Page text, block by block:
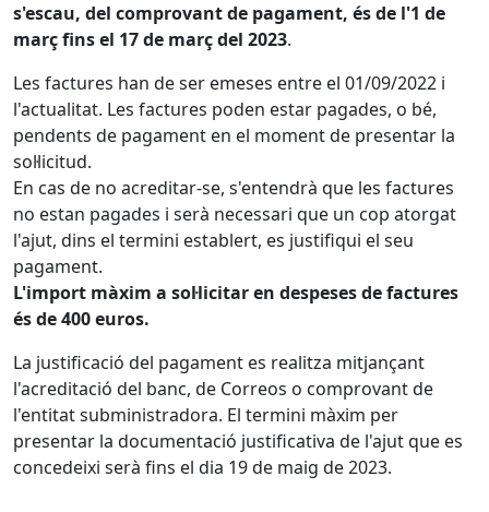
s'escau, del comprovant de pagament, és de l'1 de
març fins el 17 de març del 2023.
Les factures han de ser emeses entre el 01/09/2022 i
l'actualitat. Les factures poden estar pagades, o bé,
pendents de pagament en el moment de presentar la
sol·licitud.
En cas de no acreditar-se, s'entendrà que les factures
no estan pagades i serà necessari que un cop atorgat
l'ajut, dins el termini establert, es justifiqui el seu
pagament.
L'import màxim a sol·licitar en despeses de factures
és de 400 euros.
La justificació del pagament es realitza mitjançant
l'acreditació del banc, de Correos o comprovant de
l'entitat subministradora. El termini màxim per
presentar la documentació justificativa de l'ajut que es
concedeixi serà fins el dia 19 de maig de 2023.